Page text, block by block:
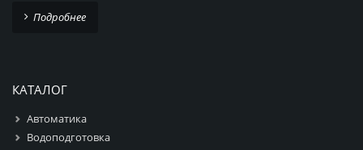
Подробнее
КАТАЛОГ
Автоматика
Водоподготовка